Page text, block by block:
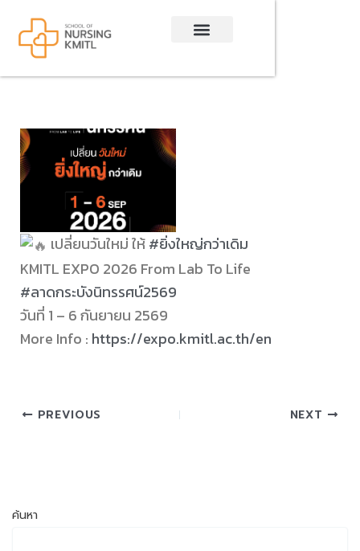
content
เปลี่ยนวันใหม่ ให้#ยิ่งใหญ่กว่าเดิม
KMITL EXPO 2026 From Lab To Life
#ลาดกระบังนิทรรศน์2569
วันที่ 1 – 6 กันยายน 2569
More Info : https://expo.kmitl.ac.th/en
PREVIOUS NEXT
ค้นหา